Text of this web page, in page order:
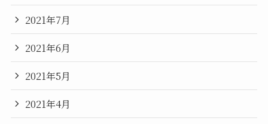
2021年7月
2021年6月
2021年5月
2021年4月